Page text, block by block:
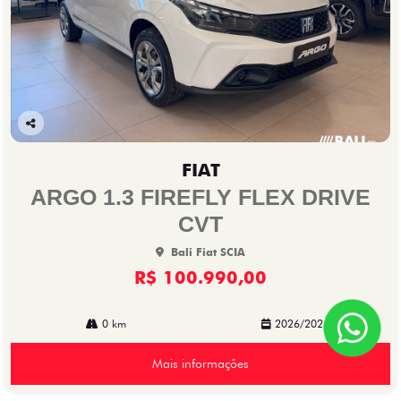
Co
lhe
FIAT
ARGO 1.3 FIREFLY FLEX DRIVE
CVT
Bali Fiat SCIA
R$ 100.990,00
0 km 2026/2026
Mais informações